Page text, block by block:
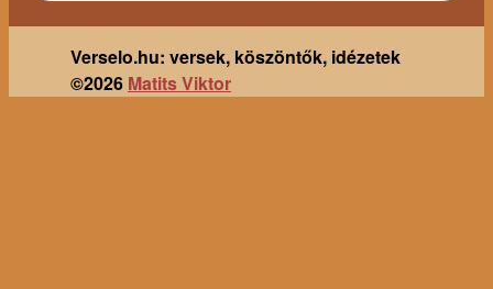
Verselo.hu: versek, köszöntők, idézetek
©2026 Matits Viktor